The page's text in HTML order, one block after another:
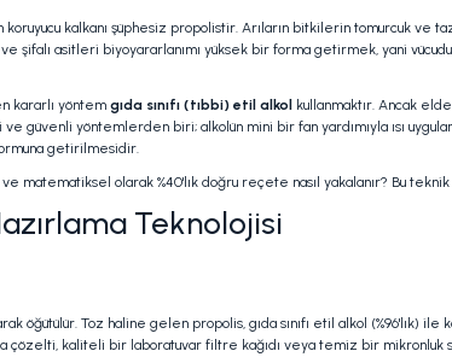
koruyucu kalkanı şüphesiz propolistir. Arıların bitkilerin tomurcuk
şifalı asitleri biyoyararlanımı yüksek bir forma getirmek, yani
kararlı yöntem gıda sınıfı (tıbbi) etil alkol
kullanmaktır. Ancak
yöntemlerden biri; alkolün mini bir fan yardımıyla ısı
getirilmesidir.
matematiksel olarak %40'lık doğru reçete nasıl yakalanır? Bu
Teknolojisi
öğütülür. Toz haline gelen propolis, gıda sınıfı etil alkol (%96'lık)
kaliteli bir laboratuvar filtre kağıdı veya temiz bir mikronluk